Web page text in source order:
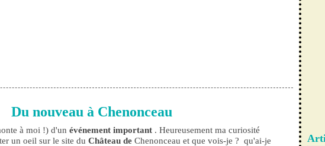
Du nouveau à Chenonceau
à moi !) d'un événement important . Heureusement ma curiosité
un oeil sur le site du Château de Chenonceau et que vois-je ? qu'ai-je